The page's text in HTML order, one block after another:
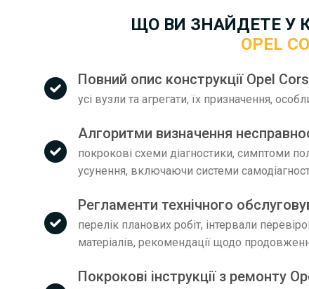
ЩО ВИ ЗНАЙДЕТЕ У
OPEL
Повний опис конструкції Opel
усі вузли та агрегати, їх призначення,
Алгоритми визначення
покрокові схеми діагностики, симптоми
усунення, включаючи системи
Регламенти технічного
перелік планових робіт, інтервали
матеріалів, рекомендації щодо
Покрокові інструкції з ремонту